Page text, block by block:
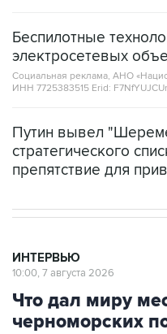
Беспилотные
электросетевых
Социальная реклама, АНО
ИНН 7725383515 Erid:
Путин вывел
стратегического
препятствие для
ИНТЕРВЬЮ
10:00, 7 августа 2026
Что дал миру
черноморских